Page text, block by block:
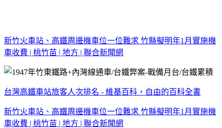
新竹火車站、高鐵周邊機車位一位難求 竹縣擬明年1月實施機
車收費 | 桃竹苗 | 地方 | 聯合新聞網
台灣高鐵車站旅客人次排名 - 維基百科，自由的百科全書
新竹火車站、高鐵周邊機車位一位難求 竹縣擬明年1月實施機
車收費 | 桃竹苗 | 地方 | 聯合新聞網